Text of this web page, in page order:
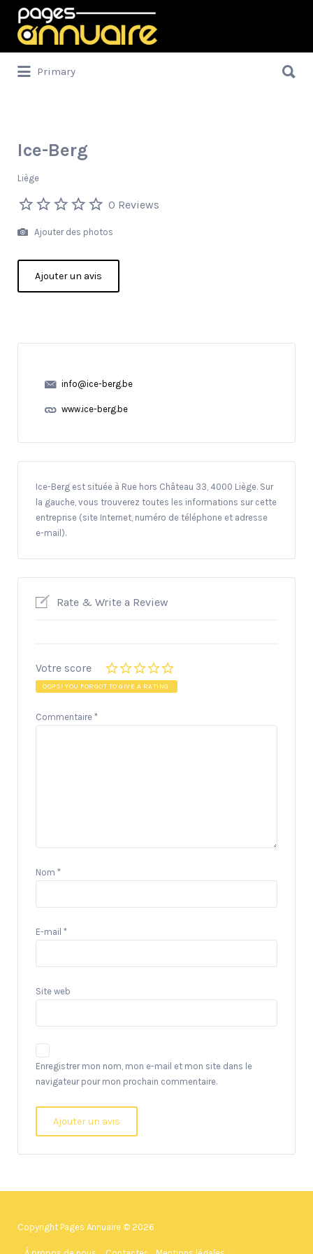
Rechercher:
Primary
Ice-Berg
Liège
0 Reviews
Ajouter des photos
Ajouter un avis
info@ice-berg.be
www.ice-berg.be
Ice-Berg est située à Rue hors Château 33, 4000 Liège. Sur
la gauche, vous trouverez toutes les informations sur cette
entreprise (site Internet, numéro de téléphone et adresse
e-mail).
Rate & Write a Review
Votre score
OOPS! YOU FORGOT TO GIVE A RATING.
Commentaire *
Nom *
E-mail *
Site web
Enregistrer mon nom, mon e-mail et mon site dans le
navigateur pour mon prochain commentaire.
Copyright Pages Annuaire © 2026